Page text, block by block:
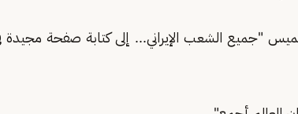
"جميع الشعب الإيراني... إلى كتابة صفحة مجيدة